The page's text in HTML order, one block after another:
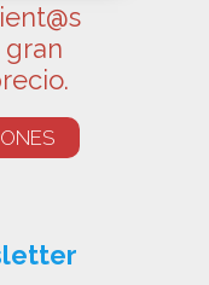
gran